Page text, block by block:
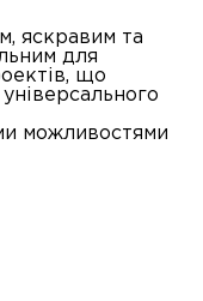
яскравим та
для
що
можливостями